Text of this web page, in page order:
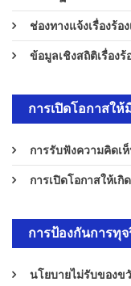
ช่องทางแจ้งเรื่องร้
ข้อมูลเชิงสถิติเรื่อง
การเปิดโอกาสให้
การรับฟังความคิดเ
การเปิดโอกาสให้เ
การป้องกันการทุจ
นโยบายไม่รับของข